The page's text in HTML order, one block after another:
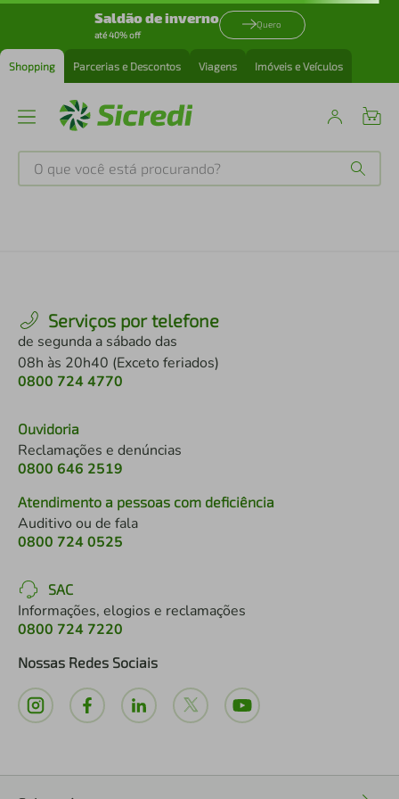
Saldão de inverno
até 40% off
Quero
Shopping Parcerias e Descontos Viagens Imóveis e Veículos
O que você está procurando?
3º perfume
5º iphone
Serviços por telefone
de segunda a sábado das
08h às 20h40 (Exceto feriados)
0800 724 4770
Ouvidoria
Reclamações e denúncias
0800 646 2519
Atendimento a pessoas com deficiência
Auditivo ou de fala
0800 724 0525
SAC
Informações, elogios e reclamações
0800 724 7220
Nossas Redes Sociais